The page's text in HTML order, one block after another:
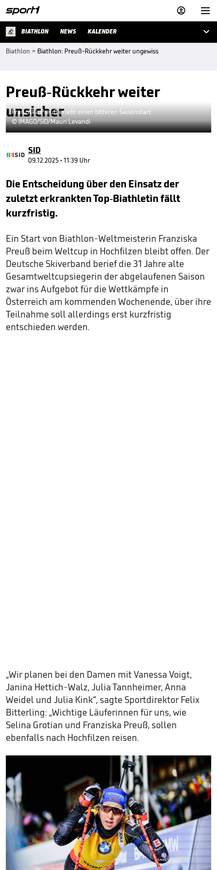


BIATHLON NEWS KALENDER 
Biathlon > Biathlon: Preuß-Rückkehr weiter ungewiss
Preuß-Rückkehr weiter
unsicher
Franziska Preuß erlebt einen bitteren Saisonstart
© IMAGO/SID/Mauri Levandi
SID
09.12.2025 • 11:39 Uhr
Die Entscheidung über den Einsatz der
zuletzt erkrankten Top-Biathletin fällt
kurzfristig.
Ein Start von Biathlon-Weltmeisterin Franziska
Preuß beim Weltcup in Hochfilzen bleibt offen. Der
Deutsche Skiverband berief die 31 Jahre alte
Gesamtweltcupsiegerin der abgelaufenen Saison
zwar ins Aufgebot für die Wettkämpfe in
Österreich am kommenden Wochenende, über ihre
Teilnahme soll allerdings erst kurzfristig
entschieden werden.
„Wir planen bei den Damen mit Vanessa Voigt,
Janina Hettich-Walz, Julia Tannheimer, Anna
Weidel und Julia Kink“, sagte Sportdirektor Felix
Bitterling: „Wichtige Läuferinnen für uns, wie
Selina Grotian und Franziska Preuß, sollen
ebenfalls nach Hochfilzen reisen.